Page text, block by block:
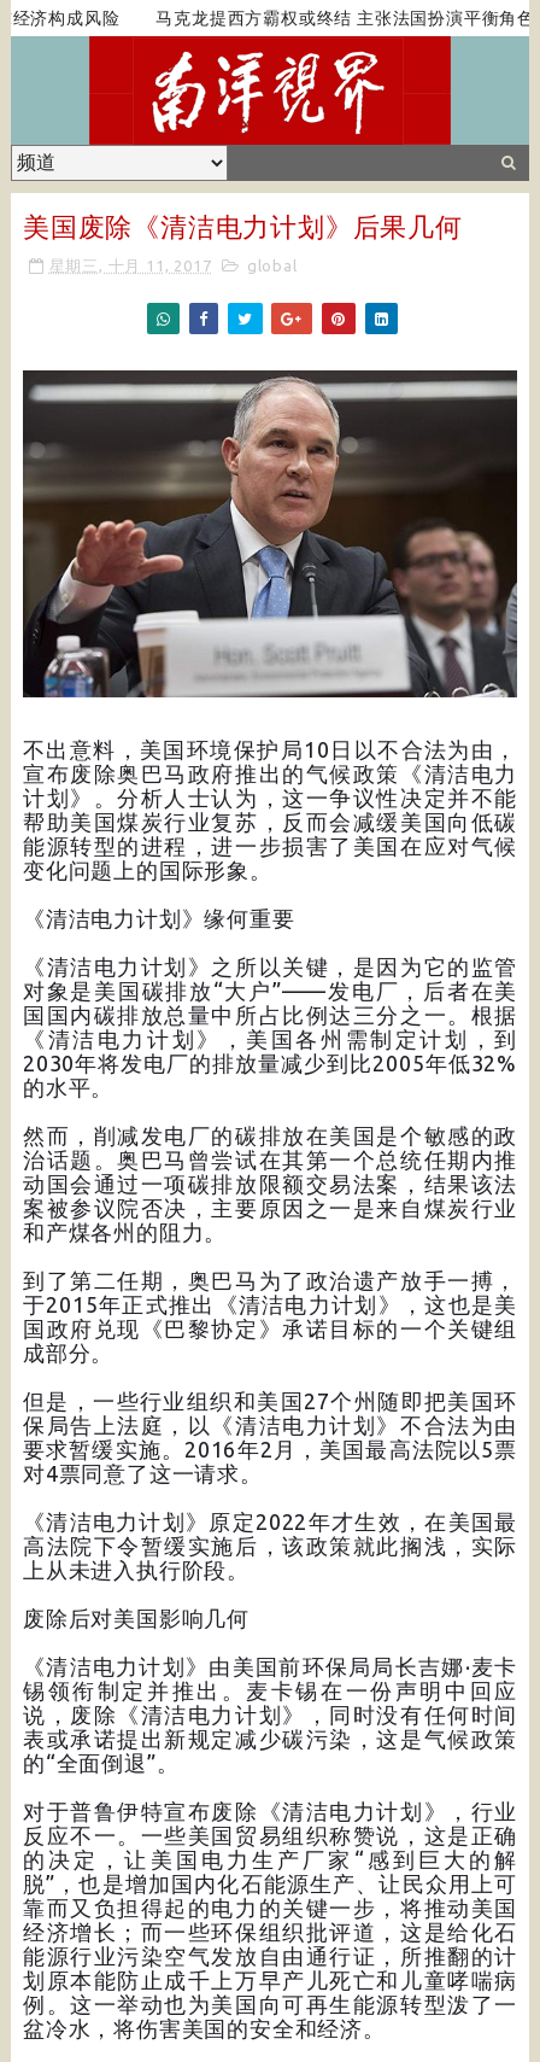
济构成风险 马克龙提西方霸权或终结 主张法国扮演平衡角色
美国废除《清洁电力计划》后果几何
星期三, 十月 11, 2017 global
不出意料，美国环境保护局10日以不合法为由，
宣布废除奥巴马政府推出的气候政策《清洁电力
计划》。分析人士认为，这一争议性决定并不能
帮助美国煤炭行业复苏，反而会减缓美国向低碳
能源转型的进程，进一步损害了美国在应对气候
变化问题上的国际形象。
《清洁电力计划》缘何重要
《清洁电力计划》之所以关键，是因为它的监管
对象是美国碳排放“大户”——发电厂，后者在美
国国内碳排放总量中所占比例达三分之一。根据
《清洁电力计划》，美国各州需制定计划，到
2030年将发电厂的排放量减少到比2005年低32%
的水平。
然而，削减发电厂的碳排放在美国是个敏感的政
治话题。奥巴马曾尝试在其第一个总统任期内推
动国会通过一项碳排放限额交易法案，结果该法
案被参议院否决，主要原因之一是来自煤炭行业
和产煤各州的阻力。
到了第二任期，奥巴马为了政治遗产放手一搏，
于2015年正式推出《清洁电力计划》，这也是美
国政府兑现《巴黎协定》承诺目标的一个关键组
成部分。
但是，一些行业组织和美国27个州随即把美国环
保局告上法庭，以《清洁电力计划》不合法为由
要求暂缓实施。2016年2月，美国最高法院以5票
对4票同意了这一请求。
《清洁电力计划》原定2022年才生效，在美国最
高法院下令暂缓实施后，该政策就此搁浅，实际
上从未进入执行阶段。
废除后对美国影响几何
《清洁电力计划》由美国前环保局局长吉娜·麦卡
锡领衔制定并推出。麦卡锡在一份声明中回应
说，废除《清洁电力计划》，同时没有任何时间
表或承诺提出新规定减少碳污染，这是气候政策
的“全面倒退”。
对于普鲁伊特宣布废除《清洁电力计划》，行业
反应不一。一些美国贸易组织称赞说，这是正确
的决定，让美国电力生产厂家“感到巨大的解
脱”，也是增加国内化石能源生产、让民众用上可
靠而又负担得起的电力的关键一步，将推动美国
经济增长；而一些环保组织批评道，这是给化石
能源行业污染空气发放自由通行证，所推翻的计
划原本能防止成千上万早产儿死亡和儿童哮喘病
例。这一举动也为美国向可再生能源转型泼了一
盆冷水，将伤害美国的安全和经济。